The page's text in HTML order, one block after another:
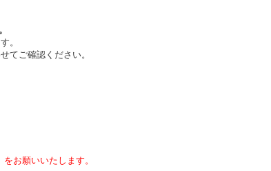
。
てご確認ください。
お願いいたします。